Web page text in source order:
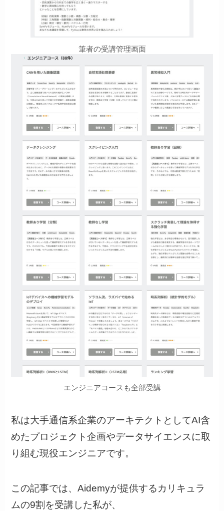
筆者の受講管理画面
エンジニアコースも全部受講
私は大手通信系企業のアーキテクトとしてAI含
めたプロジェクト企画やデータサイエンスに取
り組む現役エンジニアです。
この記事では、Aidemyが提供するカリキュラ
ムの9割を受講した私が、